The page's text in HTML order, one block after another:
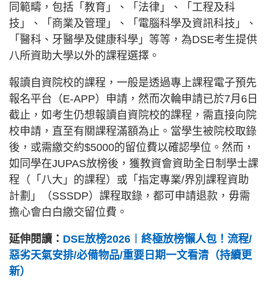
同範疇，包括「教育」、「法律」、「工程及科
技」、「商業及管理」、「電腦科學及資訊科技」、
「醫科、牙醫學及健康科學」等等，為DSE考生提供
八所資助大學以外的課程選擇。
報讀自資院校的課程，一般是透過專上課程電子預先
報名平台（E-APP）申請，然而次輪申請已於7月6日
截止，如考生仍想報讀自資院校的課程，需直接向院
校申請，直至有關課程滿額為止。當學生被院校取錄
後，或需繳交約$5000的留位費以確認學位。然而，
如同學在JUPAS放榜後，獲教資會資助全日制學士課
程（「八大」的課程）或「指定專業/界別課程資助
計劃」（SSSDP）課程取錄，都可申請退款，毋需
擔心會白白繳交留位費。
延伸閱讀： DSE放榜2026︱終極放榜懶人包！流程/
惡劣天氣安排/必備物品/重要日期一文看清（持續更
新）